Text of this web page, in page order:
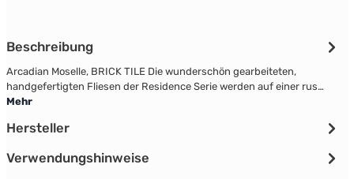
Beschreibung
Arcadian Moselle, BRICK TILE Die wunderschön gearbeiteten,
handgefertigten Fliesen der Residence Serie werden auf einer rus…
Mehr
Hersteller
Verwendungshinweise